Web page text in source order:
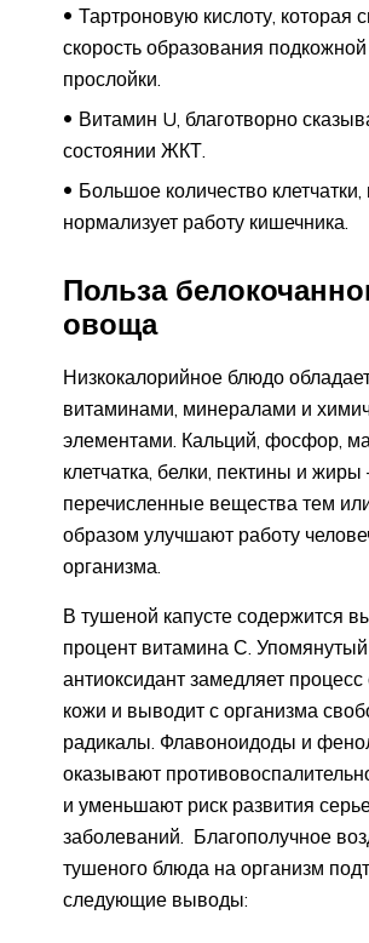
Тартроновую кислоту, которая
скорость образования
прослойки.
Витамин U, благотворно
состоянии ЖКТ.
Большое количество клетчатки,
нормализует работу кишечника.
Польза
овоща
Низкокалорийное блюдо
витаминами, минералами и
элементами. Кальций, фосфор,
клетчатка, белки, пектины и жиры
перечисленные вещества тем
образом улучшают работу
организма.
В тушеной капусте содержится
процент витамина С. Упомянутый
антиоксидант замедляет процесс
кожи и выводит с организма
радикалы. Флавоноидоды и
оказывают
и уменьшают риск развития
заболеваний. Благополучное
тушеного блюда на организм
следующие выводы: